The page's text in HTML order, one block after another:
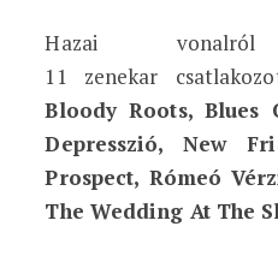
Hazai
11 zenekar
Bloody Roots, Blues
Depresszió, New
Prospect, Rómeó
The Wedding At The